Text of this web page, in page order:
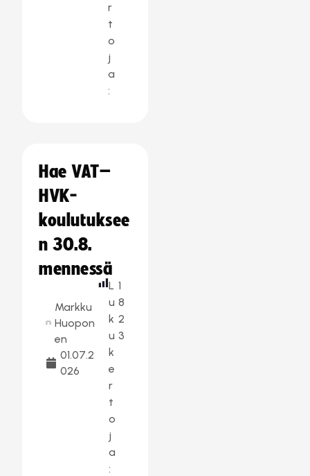
r
t
o
j
a
:
Hae VAT–
HVK-
koulutuksee
n 30.8.
mennessä
Markku
Huopon
en
01.07.2
026
L
u
k
u
k
e
r
t
o
j
a
:
1
8
2
3